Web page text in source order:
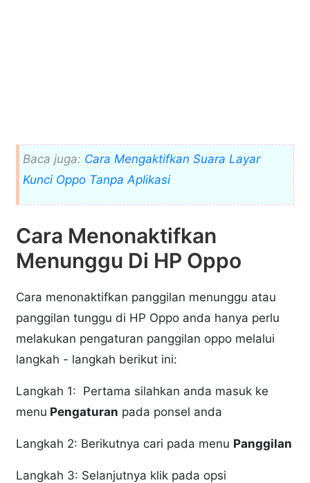
Baca juga: Cara Mengaktifkan Suara Layar
Kunci Oppo Tanpa Aplikasi
Cara Menonaktifkan
Menunggu Di HP Oppo
Cara menonaktifkan panggilan menunggu atau
panggilan tunggu di HP Oppo anda hanya perlu
melakukan pengaturan panggilan oppo melalui
langkah - langkah berikut ini:
Langkah 1: Pertama silahkan anda masuk ke
menu Pengaturan pada ponsel anda
Langkah 2: Berikutnya cari pada menu Panggilan
Langkah 3: Selanjutnya klik pada opsi